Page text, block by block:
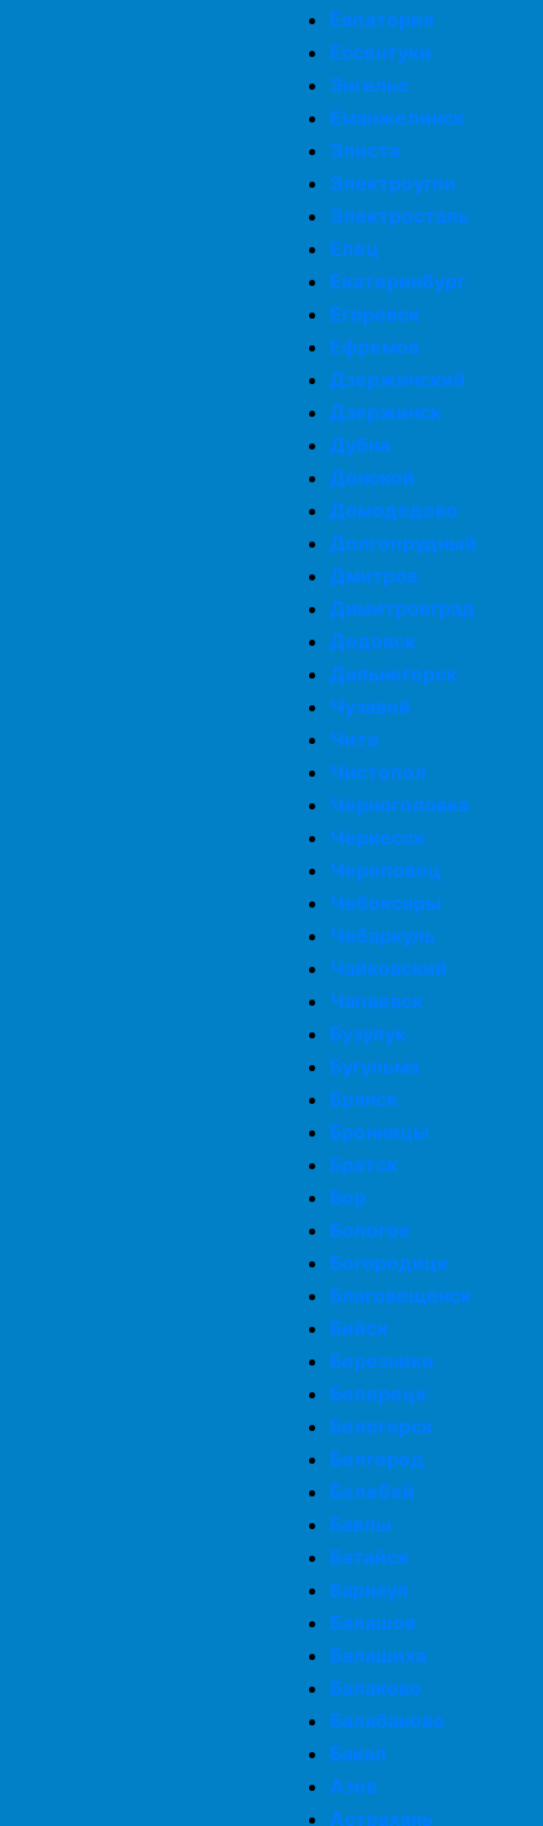
Евпатория
Ессентуки
Энгельс
Еманжелинск
Элиста
Электроугли
Электросталь
Елец
Екатеринбург
Егоревск
Ефремов
Дзержинский
Дзержинск
Дубна
Донской
Домодедово
Долгопрудный
Дмитров
Димитровград
Дедовск
Дальнегорск
Чузавой
Чита
Чистопол
Черноголовка
Черкесск
Череповец
Чебоксары
Чебаркуль
Чайковский
Чапаевск
Бузулук
Бугульма
Брянск
Бронницы
Братск
Бор
Бологое
Богородицк
Благовещенск
Бийск
Березники
Белорецк
Белогорск
Белгород
Белебей
Бавлы
Батайск
Барнаул
Балашов
Балашиха
Балаково
Балабаново
Бакал
Азов
Астрахань